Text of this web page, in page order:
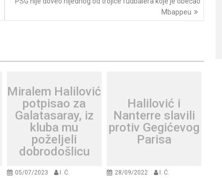
Mbappeu
Miralem Halilović
potpisao za
Galatasaray, iz
kluba mu
poželjeli
dobrodošlicu
05/07/2023 I. Ć.
Halilović i
Nanterre slavili
protiv Gegićevog
Parisa
28/09/2022 I. Ć.